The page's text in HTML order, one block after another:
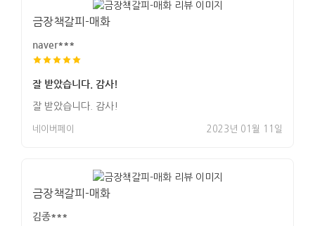
금장책갈피-매화
naver***
잘 받았습니다. 감사!
잘 받았습니다. 감사!
네이버페이 2023년 01월 11일
금장책갈피-매화
김종***